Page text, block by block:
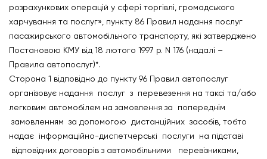
розрахункових операцій у сфері торгівлі, громадського
харчування та послуг», пункту 86 Правил надання послуг
пасажирського автомобільного транспорту, які затверджено
Постановою КМУ від 18 лютого 1997 р. N 176 (надалі –
Правила автопослуг)*.
Сторона 1 відповідно до пункту 96 Правил автопослуг
організовує надання послуг з перевезення на таксі та/або
легковим автомобілем на замовлення за попереднім
замовленням за допомогою дистанційних засобів, тобто
надає інформаційно-диспетчерські послуги на підставі
відповідних договорів з автомобільними перевізниками,